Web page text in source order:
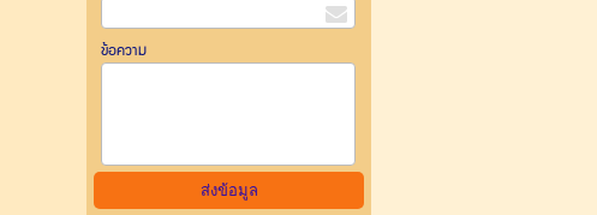
ข้อความ